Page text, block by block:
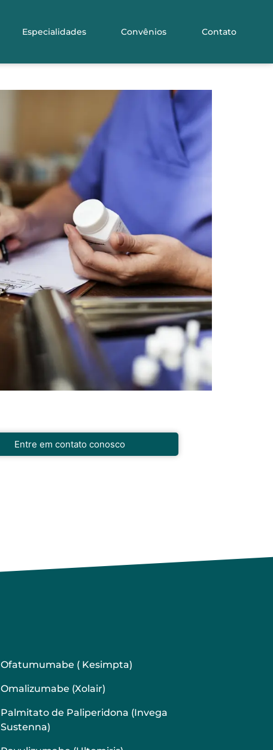
Especialidades Convênios Contato
Entre em contato conosco
Ofatumumabe ( Kesimpta)
Omalizumabe (Xolair)
Palmitato de Paliperidona (Invega
Sustenna)